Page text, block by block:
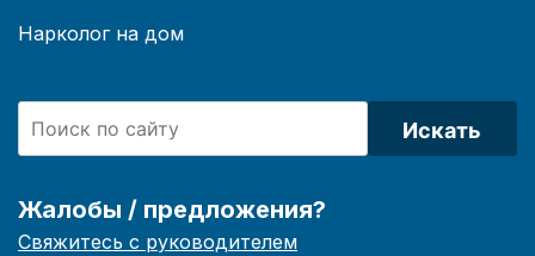
Нарколог на дом
Искать
Жалобы / предложения?
Свяжитесь с руководителем